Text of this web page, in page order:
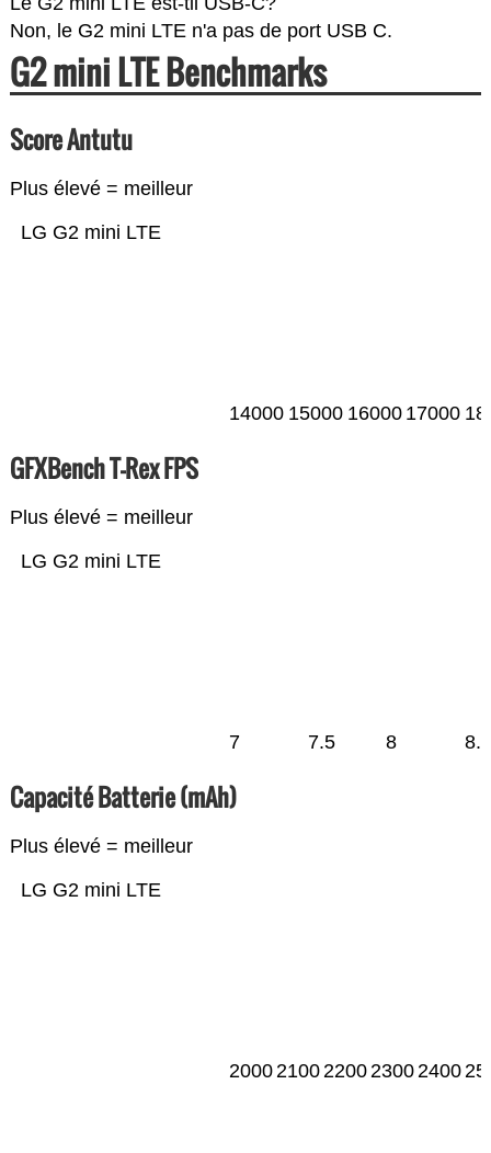
Non, le G2 mini LTE n'a pas de port USB C.
G2 mini LTE Benchmarks
Score Antutu
Plus élevé = meilleur
LG G2 mini LTE
14000 15000 16000 17000
GFXBench T-Rex FPS
Plus élevé = meilleur
LG G2 mini LTE
7 7.5 8 8.5
Capacité Batterie (mAh)
Plus élevé = meilleur
LG G2 mini LTE
20002100220023002400